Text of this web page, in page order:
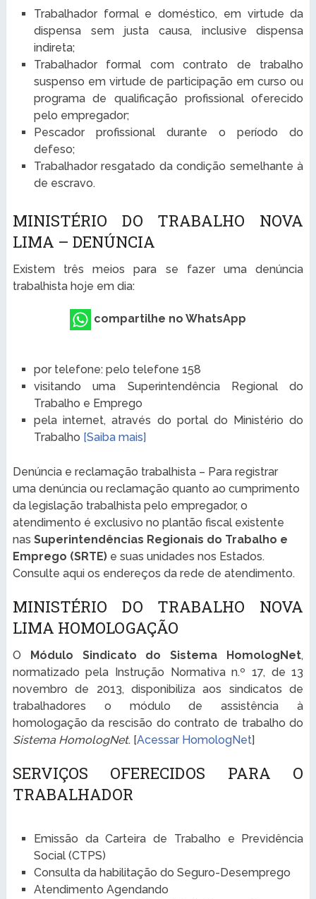
Trabalhador formal e doméstico, em virtude da
dispensa sem justa causa, inclusive dispensa
indireta;
Trabalhador formal com contrato de trabalho
suspenso em virtude de participação em curso ou
programa de qualificação profissional oferecido
pelo empregador;
Pescador profissional durante o período do
defeso;
Trabalhador resgatado da condição semelhante à
de escravo.
MINISTÉRIO DO TRABALHO NOVA
LIMA – DENÚNCIA
Existem três meios para se fazer uma denúncia
trabalhista hoje em dia:
compartilhe no WhatsApp
por telefone: pelo telefone 158
visitando uma Superintendência Regional do
Trabalho e Emprego
pela internet, através do portal do Ministério do
Trabalho [Saiba mais]
Denúncia e reclamação trabalhista – Para registrar
uma denúncia ou reclamação quanto ao cumprimento
da legislação trabalhista pelo empregador, o
atendimento é exclusivo no plantão fiscal existente
nas Superintendências Regionais do Trabalho e
Emprego (SRTE)e suas unidades nos Estados.
Consulte aqui os endereços da rede de atendimento.
MINISTÉRIO DO TRABALHO NOVA
LIMA HOMOLOGAÇÃO
O Módulo Sindicato do Sistema HomologNet,
normatizado pela Instrução Normativa n.º 17, de 13
novembro de 2013, disponibiliza aos sindicatos de
trabalhadores o módulo de assistência à
homologação da rescisão do contrato de trabalho do
Sistema HomologNet. [Acessar HomologNet]
SERVIÇOS OFERECIDOS PARA O
TRABALHADOR
Emissão da Carteira de Trabalho e Previdência
Social (CTPS)
Consulta da habilitação do Seguro-Desemprego
Atendimento Agendando